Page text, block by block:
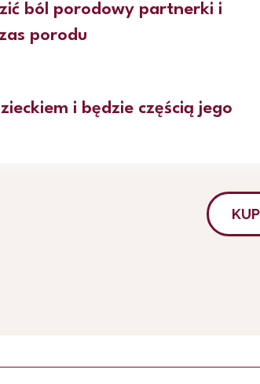
ból porodowy partnerki i
porodu
i będzie częścią jego